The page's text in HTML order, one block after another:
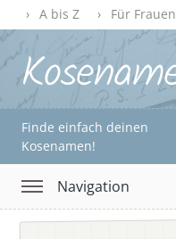
A bis Z Für Frauen
Finde einfach deinen
Kosenamen!
Navigation